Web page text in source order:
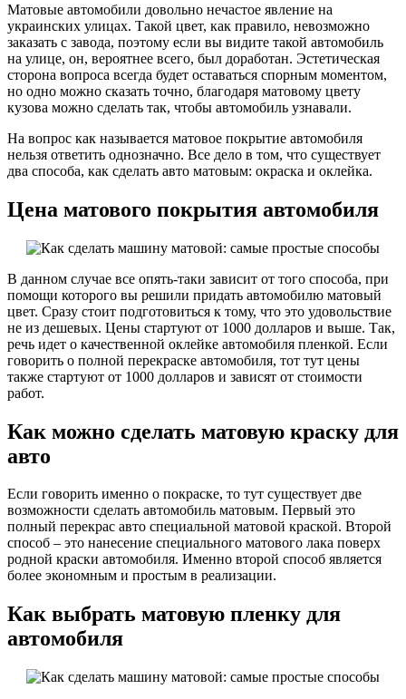
Матовые автомобили довольно нечастое явление на
украинских улицах. Такой цвет, как правило, невозможно
заказать с завода, поэтому если вы видите такой автомобиль
на улице, он, вероятнее всего, был доработан. Эстетическая
сторона вопроса всегда будет оставаться спорным моментом,
но одно можно сказать точно, благодаря матовому цвету
кузова можно сделать так, чтобы автомобиль узнавали.
На вопрос как называется матовое покрытие автомобиля
нельзя ответить однозначно. Все дело в том, что существует
два способа, как сделать авто матовым: окраска и оклейка.
Цена матового покрытия автомобиля
В данном случае все опять-таки зависит от того способа, при
помощи которого вы решили придать автомобилю матовый
цвет. Сразу стоит подготовиться к тому, что это удовольствие
не из дешевых. Цены стартуют от 1000 долларов и выше. Так,
речь идет о качественной оклейке автомобиля пленкой. Если
говорить о полной перекраске автомобиля, тот тут цены
также стартуют от 1000 долларов и зависят от стоимости
работ.
Как можно сделать матовую краску для
авто
Если говорить именно о покраске, то тут существует две
возможности сделать автомобиль матовым. Первый это
полный перекрас авто специальной матовой краской. Второй
способ – это нанесение специального матового лака поверх
родной краски автомобиля. Именно второй способ является
более экономным и простым в реализации.
Как выбрать матовую пленку для
автомобиля